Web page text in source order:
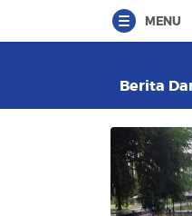
MENU
Berita